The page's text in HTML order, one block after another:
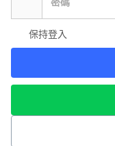
保持登入